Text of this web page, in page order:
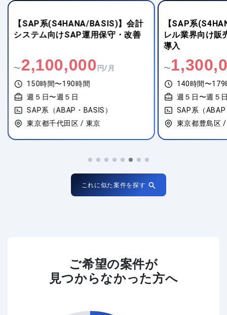
【SAP系(S4HANA/BASIS)】会計
システム向けSAP運用保守・改善
〜2,100,000 円/月
150時間〜190時間
週５日〜週５日
SAP系（ABAP・BASIS）
東京都千代田区 / 東京
【SAP系
レル業界向け販
導入
〜
140時間〜179
週５日〜週５
SAP系（
東京都豊島区
これに似た案件を探す
ご希望の案件が
見つからなかった方へ